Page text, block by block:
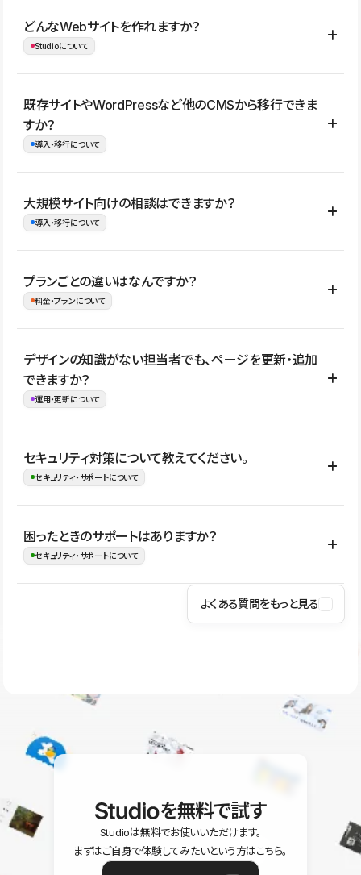
どんなWebサイトを作れますか？
Studioについて
コーポレートサイト、サービスサイト、LP、採用サイト、ブロ
グ・メディア、イベントサイト、店舗・商品紹介サイト、ポートフ
ォリオなど幅広く制作できます。
既存サイトやWordPressなど他のCMSから移行できま
すか？
導入・移行について
はい。既存サイトの構成やコンテンツ、URLを整理したうえで、
Studio上に再構築する形で移行できます。 WordPressの場合は、
イト全体のデザインや設定がそのまま移行されるわけではないた
め、移行後にページ構成やデザイン、CMS設計、URL・リダイレク
大規模サイト向けの相談はできますか？
導入・移行について
はい。アクセス規模が大きいサイトや、複数部門での運用、権限管
理、セキュリティ確認、既存システムとの連携など、個別の要件が
ない段階でも、お問い合わせください。
お問合せはこちら
プランごとの違いはなんですか？
料金・プランについて
公開ページ数、バージョン履歴の期間、CMS利用数の上限、権限
管理の有無などがプランごとに異なります。詳しくは料金プランペ
ージをご覧ください。
デザインの知識がない担当者でも、ページを更新・追加
できますか？
運用・更新について
はい。CMSやコンポーネントを活用して更新範囲を設計しておく
ことで、デザインを崩しにくい状態で運用できます。 さらにコン
ながらレイアウトに影響を与えずに更新作業を進めやすくなりま
す。
セキュリティ対策について教えてください。
セキュリティ・サポートについて
Studioでは、公開サイトやサービスを安全に利用できるよう、通信
の暗号化、データ保護、アクセス管理、脆弱性対策など、複数の観
はSSL/TLSによる通信暗号化に対応しており、悪質なスクリプトの
困ったときのサポートはありますか？
セキュリティ・サポートについて
操作方法や機能については、ヘルプセンターでご確認いただけま
ユーザー同士で質問・相談できるコミュニティもご利用ください。
よくある質問をもっと見る
を無料で試す
Studioは無料でお使いいただけます。
まずはご自身で体験してみたいという方はこちら。